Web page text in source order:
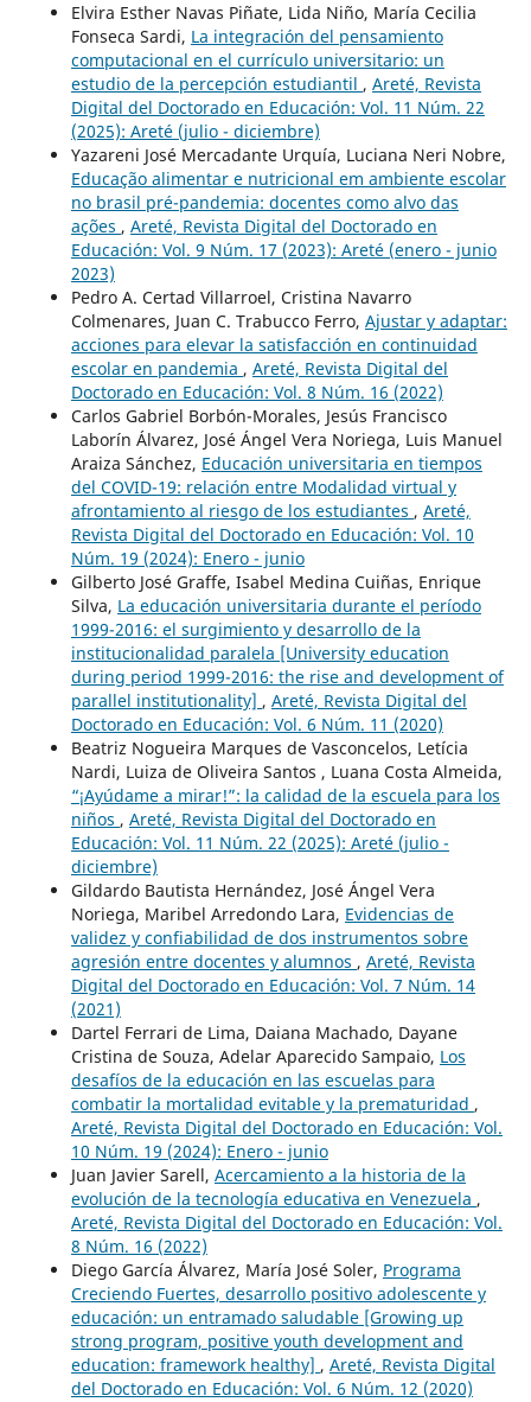
Elvira Esther Navas Piñate, Lida Niño, María Cecilia
Fonseca Sardi, La integración del pensamiento
computacional en el currículo universitario: un
estudio de la percepción estudiantil , Areté, Revista
Digital del Doctorado en Educación: Vol. 11 Núm. 22
(2025): Areté (julio - diciembre)
Yazareni José Mercadante Urquía, Luciana Neri Nobre,
Educação alimentar e nutricional em ambiente escolar
no brasil pré-pandemia: docentes como alvo das
ações , Areté, Revista Digital del Doctorado en
Educación: Vol. 9 Núm. 17 (2023): Areté (enero - junio
2023)
Pedro A. Certad Villarroel, Cristina Navarro
Colmenares, Juan C. Trabucco Ferro, Ajustar y adaptar:
acciones para elevar la satisfacción en continuidad
escolar en pandemia , Areté, Revista Digital del
Doctorado en Educación: Vol. 8 Núm. 16 (2022)
Carlos Gabriel Borbón-Morales, Jesús Francisco
Laborín Álvarez, José Ángel Vera Noriega, Luis Manuel
Araiza Sánchez, Educación universitaria en tiempos
del COVID-19: relación entre Modalidad virtual y
afrontamiento al riesgo de los estudiantes , Areté,
Revista Digital del Doctorado en Educación: Vol. 10
Núm. 19 (2024): Enero - junio
Gilberto José Graffe, Isabel Medina Cuiñas, Enrique
Silva, La educación universitaria durante el período
1999-2016: el surgimiento y desarrollo de la
institucionalidad paralela [University education
during period 1999-2016: the rise and development of
parallel institutionality] , Areté, Revista Digital del
Doctorado en Educación: Vol. 6 Núm. 11 (2020)
Beatriz Nogueira Marques de Vasconcelos, Letícia
Nardi, Luiza de Oliveira Santos , Luana Costa Almeida,
“¡Ayúdame a mirar!”: la calidad de la escuela para los
niños , Areté, Revista Digital del Doctorado en
Educación: Vol. 11 Núm. 22 (2025): Areté (julio -
diciembre)
Gildardo Bautista Hernández, José Ángel Vera
Noriega, Maribel Arredondo Lara, Evidencias de
validez y confiabilidad de dos instrumentos sobre
agresión entre docentes y alumnos , Areté, Revista
Digital del Doctorado en Educación: Vol. 7 Núm. 14
(2021)
Dartel Ferrari de Lima, Daiana Machado, Dayane
Cristina de Souza, Adelar Aparecido Sampaio, Los
desafíos de la educación en las escuelas para
combatir la mortalidad evitable y la prematuridad ,
Areté, Revista Digital del Doctorado en Educación: Vol.
10 Núm. 19 (2024): Enero - junio
Juan Javier Sarell, Acercamiento a la historia de la
evolución de la tecnología educativa en Venezuela ,
Areté, Revista Digital del Doctorado en Educación: Vol.
8 Núm. 16 (2022)
Diego García Álvarez, María José Soler, Programa
Creciendo Fuertes, desarrollo positivo adolescente y
educación: un entramado saludable [Growing up
strong program, positive youth development and
education: framework healthy] , Areté, Revista Digital
del Doctorado en Educación: Vol. 6 Núm. 12 (2020)